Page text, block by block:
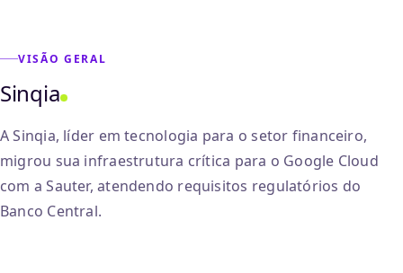
Falar com a Sauter
VISÃO GERAL
Sinqia
A Sinqia, líder em tecnologia para o setor financeiro,
migrou sua infraestrutura crítica para o Google Cloud
com a Sauter, atendendo requisitos regulatórios do
Banco Central.